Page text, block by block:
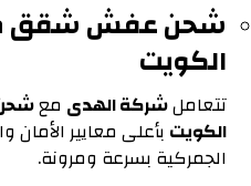
شحن عفش شقق من
الكويت
تتعاملشركة الهدى مع
الكويت بأعلى معايير الأمان
الجمركية بسرعة ومرونة.